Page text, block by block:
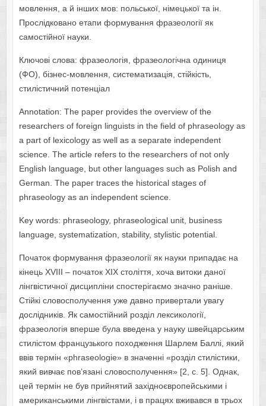
мовлення, а й інших мов: польської, німецької та ін.
Прослідковано етапи формування фразеології як
самостійної науки.
Ключові слова: фразеологія, фразеологічна одиниця
(ФО), бізнес-мовлення, систематизація, стійкість,
стилістичний потенціал
Annotation: The paper provides the overview of the
researchers of foreign linguists in the field of phraseology as
a part of lexicology as well as a separate independent
science. The article refers to the researchers of not only
English language, but other languages such as Polish and
German. The paper traces the historical stages of
phraseology as an independent science.
Key words: phraseology, phraseological unit, business
language, systematization, stability, stylistic potential.
Початок формування фразеології як науки припадає на
кінець XVIII – початок XIX століття, хоча витоки даної
лінгвістичної дисципліни спостерігаємо значно раніше.
Стійкі словосполучення уже давно привертали увагу
дослідників. Як самостійний розділ лексикології,
фразеологія вперше була введена у науку швейцарським
стилістом французького походження Шарлем Баллі, який
ввів термін «phraseologie» в значенні «розділ стилістики,
який вивчає пов’язані словосполучення» [2, c. 5]. Однак,
цей термін не був прийнятий західноєвропейськими і
американськими лінгвістами, і в працях вживався в трьох